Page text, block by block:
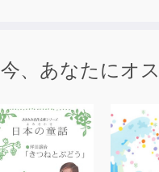
今、あなたにオ